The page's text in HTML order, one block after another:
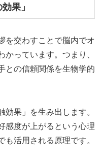
果」
を交わすことで脳内でオ
っています。つまり、
との信頼関係を生物学的
効果」を生み出します。
感度が上がるという心理
活用される原理です。